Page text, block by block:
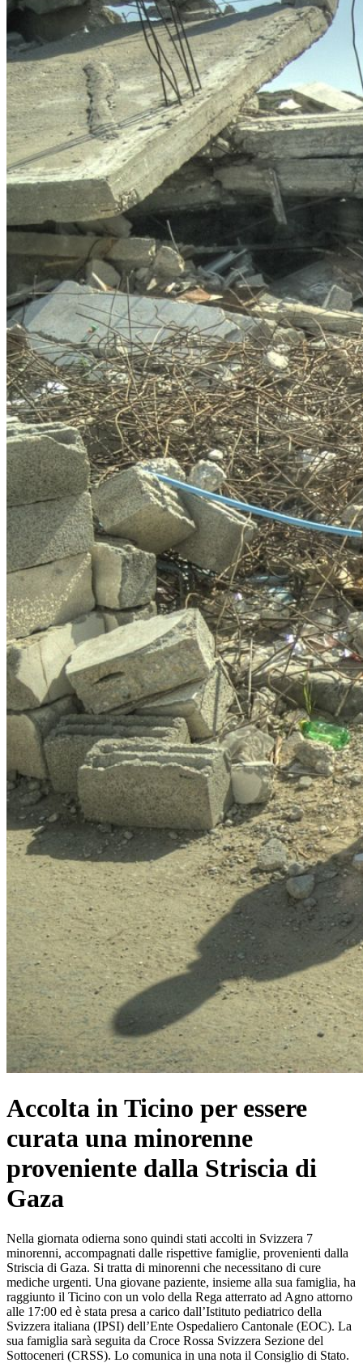
Accolta in Ticino per essere
curata una minorenne
proveniente dalla Striscia di
Gaza
Nella giornata odierna sono quindi stati accolti in Svizzera 7
minorenni, accompagnati dalle rispettive famiglie, provenienti dalla
Striscia di Gaza. Si tratta di minorenni che necessitano di cure
mediche urgenti. Una giovane paziente, insieme alla sua famiglia, ha
raggiunto il Ticino con un volo della Rega atterrato ad Agno attorno
alle 17:00 ed è stata presa a carico dall’Istituto pediatrico della
Svizzera italiana (IPSI) dell’Ente Ospedaliero Cantonale (EOC). La
sua famiglia sarà seguita da Croce Rossa Svizzera Sezione del
Sottoceneri (CRSS). Lo comunica in una nota il Consiglio di Stato.